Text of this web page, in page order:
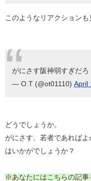
このようなリアクション
がにさす阪神弱すぎだろ
— O.T (@ot01110) April
どうでしょうか。
がにさす、若者であれば
はいかがでしょうか？
※あなたにはこちらの記事